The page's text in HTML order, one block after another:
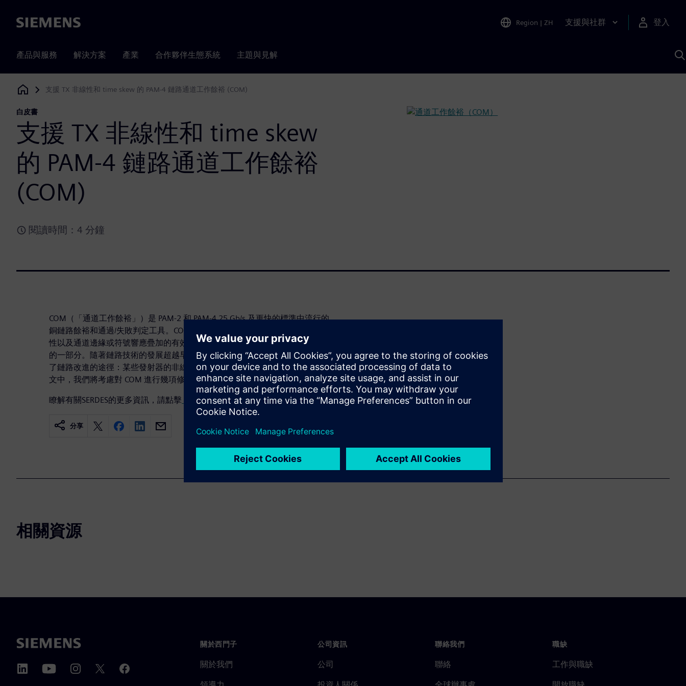
Siemens Region | ZH 支援與社群 登入
產品與服務 解決方案 產業 合作夥伴生態系統 主題與見解
Siemens Digital Industries Software
支援 TX 非線性和 time skew 的 PAM-4 鏈路通道工作餘裕 (COM)
白皮書
支援 TX 非線性和 time skew
的 PAM-4 鏈路通道工作餘裕
(COM)
閱讀時間：4 分鐘
COM（「通道工作餘裕」）是 PAM-2 和 PAM-4 25 Gb/s 及更快的標準中流行的
銅鏈路餘裕和通過/失敗判定工具。COM 需要進行多種簡化處理，例如鏈路的線
性以及通道邊緣或符號響應疊加的有效性；重點在於鏈路的非線性會被視為代價
的一部分。隨著鏈路技術的發展超越早期的 COM 用途，非線性假設的分割提供
了鏈路改進的途徑：某些發射器的非線性可能成為一種優勢，而不是代價。在本
文中，我們將考慮對 COM 進行幾項修改，使其適用於非線性 PAM-4 鏈路。
瞭解有關SERDES的更多資訊，請點擊 visit.
分享
相關資源
關於西門子
關於我們
公司資訊
公司
聯絡我們
聯絡
職缺
工作與職缺